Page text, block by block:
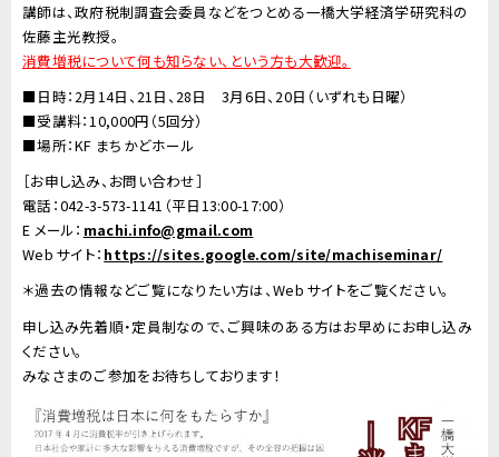
講師は、政府税制調査会委員などをつとめる一橋大学経済学研究科の
佐藤主光教授。
消費増税について何も知らない、という方も大歓迎。
■日時：2月14日、21日、28日 3月6日、20日（いずれも日曜）
■受講料：10,000円（5回分）
■場所：KF まちかどホール
［お申し込み、お問い合わせ］
電話：042-3-573-1141（平日13:00-17:00）
E メール： machi.info@gmail.com
Web サイト： https://sites.google.com/site/machiseminar/
＊過去の情報などご覧になりたい方は、Web サイトをご覧ください。
申し込み先着順・定員制なので、ご興味のある方はお早めにお申し込み
ください。
みなさまのご参加をお待ちしております！